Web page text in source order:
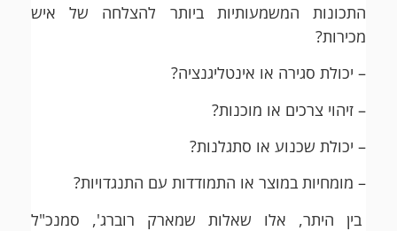
התכונות המשמעותיות ביותר להצלחה של איש
מכירות?
– יכולת סגירה או אינטליגנציה?
– זיהוי צרכים או מוכנות?
– יכולת שכנוע או סתגלנות?
– מומחיות במוצר או התמודדות עם התנגדויות?
בין היתר, אלו שאלות שמארק רוברג', סמנכ"ל